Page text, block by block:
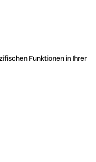
Funktionen in Ihrer